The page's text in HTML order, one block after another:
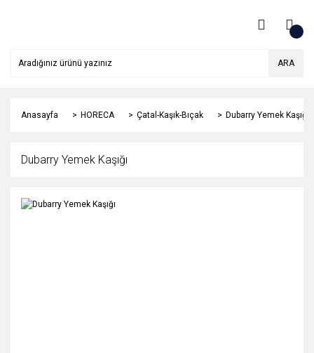
ARA
Anasayfa HORECA Çatal-Kaşık-Bıçak Dubarry Yemek Kaşığı
Dubarry Yemek Kaşığı